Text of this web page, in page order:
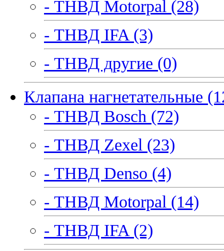
- ТНВД Motorpal (28)
- ТНВД IFA (3)
- ТНВД другие (0)
Клапана нагнетательные
- ТНВД Bosch (72)
- ТНВД Zexel (23)
- ТНВД Denso (4)
- ТНВД Motorpal (14)
- ТНВД IFA (2)